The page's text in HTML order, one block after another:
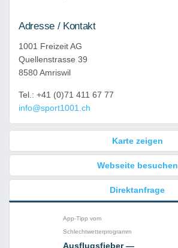
Adresse / Kontakt
1001 Freizeit AG
Quellenstrasse 39
8580 Amriswil
Tel.: +41 (0)71 411 67 77
info@sport1001.ch
Karte zeigen
Webseite besuchen
Direktanfrage
App-Tipp vom
Schlechtwetterprogramm
Ausflugsfieber —